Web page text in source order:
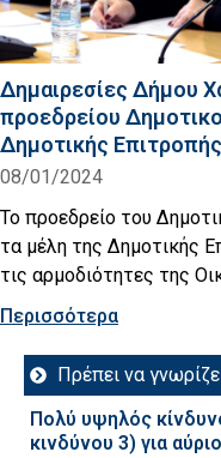
Δημαιρεσίες Δήμου
προεδρείου
Δημοτικής Επιτροπής
08/01/2024
Το προεδρείο του
τα μέλη της Δημοτικής
τις αρμοδιότητες της
Περισσότερα
Πρέπει να
Πολύ υψηλός
κινδύνου 3) για